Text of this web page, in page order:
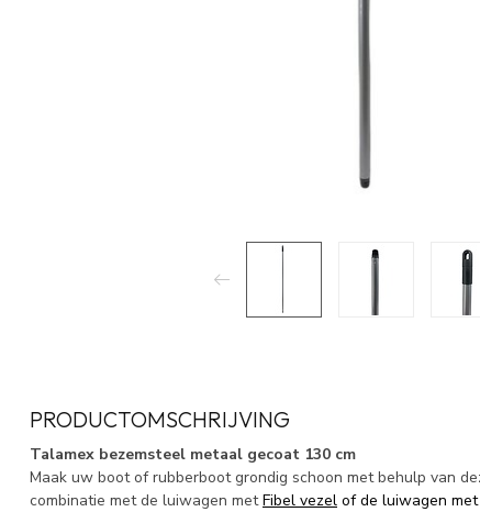
PRODUCTOMSCHRIJVING
Talamex bezemsteel metaal gecoat 130 cm
Maak uw boot of rubberboot grondig schoon met behulp van
combinatie met de luiwagen metFibel vezel of de luiwagen met